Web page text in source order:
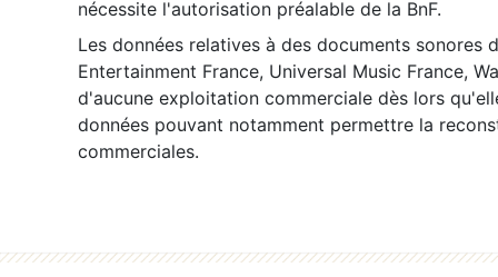
nécessite l'autorisation préalable de la BnF.
Les données relatives à des documents sonores
Entertainment France, Universal Music France,
d'aucune exploitation commerciale dès lors
données pouvant notamment permettre la
commerciales.